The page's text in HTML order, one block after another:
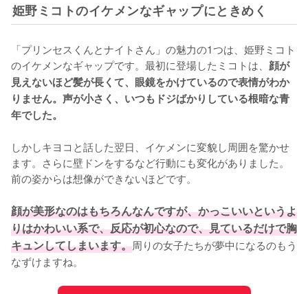
姫野ミコトのイケメンなギャップにときめく
「プリンセスくんとナイトさん」の魅力の1つは、姫野ミコト
のイケメンなギャップです。最初に登場したミコトは、 顔が
見えないほど髪が長くて、眼鏡をかけているので表情がわか
りません。声が小さく、いつもドジばかりしている根暗な青
年でした。
しかしキヨコと話した翌日、イケメンに変貌し周囲を驚かせ
ます。さらに壁ドンをするなど行動にも変化がありました。
前の姿からは想像ができないほどです。
顔が美形なのはもちろんなんですが、かっこいいというよ
りはかわいい系で、反応が初心なので、見ているだけで胸
キュンしてしまいます。周りの女子たちが夢中になるのもう
なずけますね。